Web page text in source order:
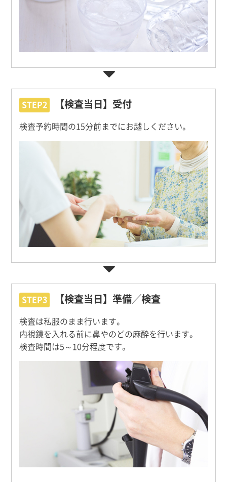
STEP2 【検査当日】受付
検査予約時間の15分前までにお越しください。
STEP3 【検査当日】準備／検査
検査は私服のまま行います。
内視鏡を入れる前に鼻やのどの麻酔を行います。
検査時間は5～10分程度です。